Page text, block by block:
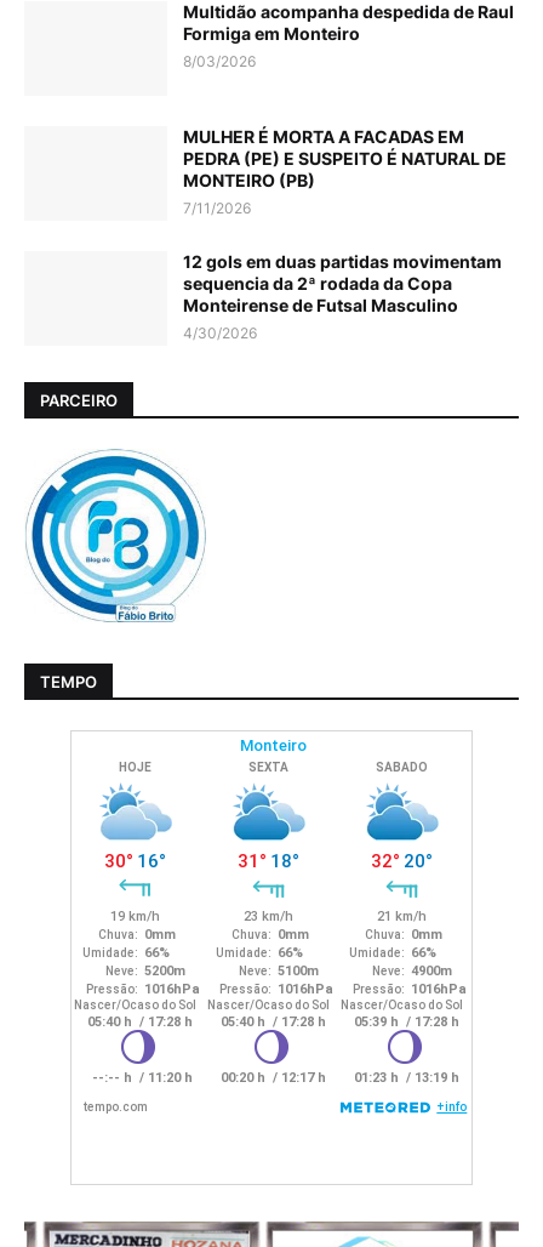
Multidão acompanha despedida de Raul
Formiga em Monteiro
8/03/2026
MULHER É MORTA A FACADAS EM
PEDRA (PE) E SUSPEITO É NATURAL DE
MONTEIRO (PB)
7/11/2026
12 gols em duas partidas movimentam
sequencia da 2ª rodada da Copa
Monteirense de Futsal Masculino
4/30/2026
PARCEIRO
TEMPO